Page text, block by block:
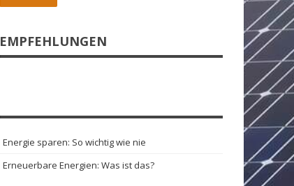
EMPFEHLUNGEN
Energie sparen: So wichtig wie nie
Erneuerbare Energien: Was ist das?